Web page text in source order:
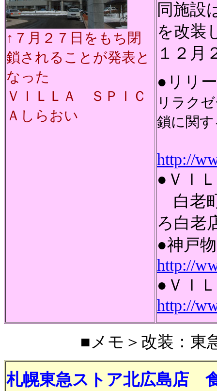
↑７月２７日をもち閉
鎖されることが発表と
なった
ＶＩＬＬＡ ＳＰＩＣ
Ａしらおい
同施設
を改装
１２月
●リリ
リラク
鎖に関
http://
●ＶＩ
白老
ろ白老
●神戸
http://
●ＶＩ
http://
■メモ＞改装：東
札幌東急ストア北広島店